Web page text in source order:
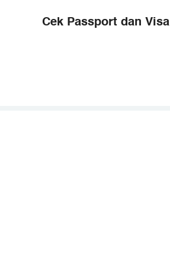
Cek Passport dan Visa